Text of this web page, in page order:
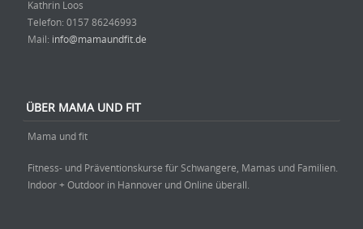
Kathrin Loos
Telefon: ‭0157 86246993‬
Mail: info@mamaundfit.de
ÜBER MAMA UND FIT
Mama und fit
Fitness- und Präventionskurse für Schwangere, Mamas und Familien.
Indoor + Outdoor in Hannover und Online überall.